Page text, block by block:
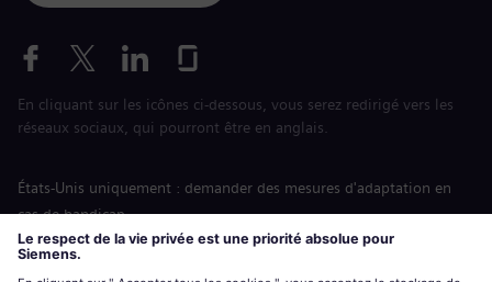
En cliquant sur les icônes ci-dessous, vous serez redirigé vers les
réseaux sociaux, qui pourront être en anglais.
États-Unis uniquement : demander des mesures d'adaptation en
cas de handicap
Labor Condition Application (Formulaire sur les conditions